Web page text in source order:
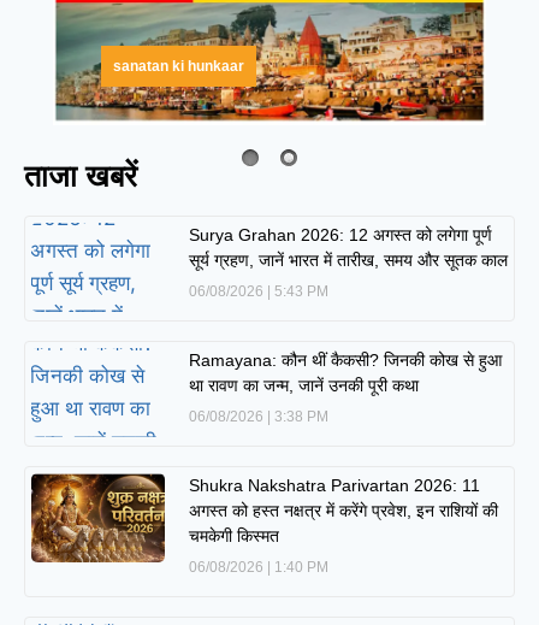
sanatan ki hunkaar
ताजा खबरें
Surya Grahan 2026: 12 अगस्त को लगेगा पूर्ण
सूर्य ग्रहण, जानें भारत में तारीख, समय और सूतक काल
06/08/2026 5:43 PM
Ramayana: कौन थीं कैकसी? जिनकी कोख से हुआ
था रावण का जन्म, जानें उनकी पूरी कथा
06/08/2026 3:38 PM
Shukra Nakshatra Parivartan 2026: 11
अगस्त को हस्त नक्षत्र में करेंगे प्रवेश, इन राशियों की
चमकेगी किस्मत
06/08/2026 1:40 PM